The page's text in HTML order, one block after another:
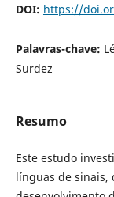
DOI: https://
Palavras-chave:
Surdez
Resumo
Este estudo
línguas de sinais,